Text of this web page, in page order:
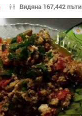
Видяна 167,442 пъти